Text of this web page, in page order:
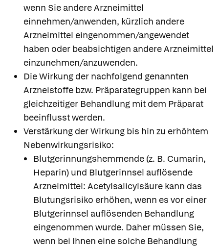
wenn Sie andere Arzneimittel
einnehmen/anwenden, kürzlich andere
Arzneimittel eingenommen/angewendet
haben oder beabsichtigen andere Arzneimittel
einzunehmen/anzuwenden.
Die Wirkung der nachfolgend genannten
Arzneistoffe bzw. Präparategruppen kann bei
gleichzeitiger Behandlung mit dem Präparat
beeinflusst werden.
Verstärkung der Wirkung bis hin zu erhöhtem
Nebenwirkungsrisiko:
Blutgerinnungshemmende (z. B. Cumarin,
Heparin) und Blutgerinnsel auflösende
Arzneimittel: Acetylsalicylsäure kann das
Blutungsrisiko erhöhen, wenn es vor einer
Blutgerinnsel auflösenden Behandlung
eingenommen wurde. Daher müssen Sie,
wenn bei Ihnen eine solche Behandlung